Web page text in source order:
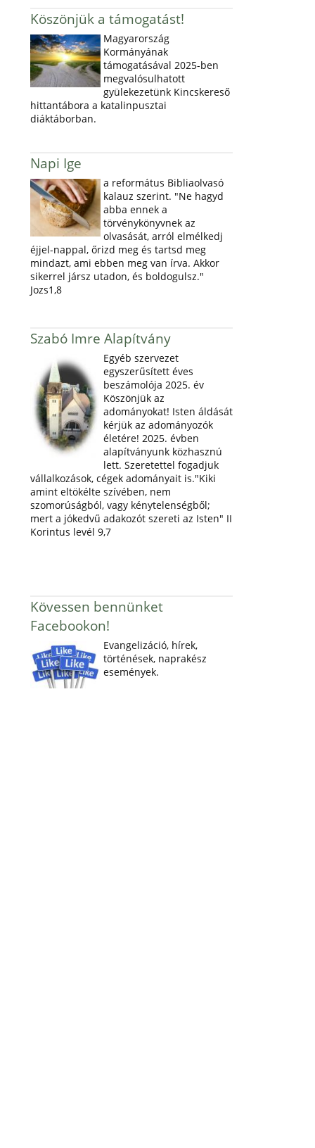
Köszönjük a támogatást!
Magyarország
Kormányának
támogatásával 2025-ben
megvalósulhatott
gyülekezetünk Kincskereső
hittantábora a katalinpusztai
diáktáborban.
Napi Ige
a református Bibliaolvasó
kalauz szerint. "Ne hagyd
abba ennek a
törvénykönyvnek az
olvasását, arról elmélkedj
éjjel-nappal, őrizd meg és tartsd meg
mindazt, ami ebben meg van írva. Akkor
sikerrel jársz utadon, és boldogulsz."
Jozs1,8
Szabó Imre Alapítvány
Egyéb szervezet
egyszerűsített éves
beszámolója 2025. év
Köszönjük az
adományokat! Isten áldását
kérjük az adományozók
életére! 2025. évben
alapítványunk közhasznú
lett. Szeretettel fogadjuk
vállalkozások, cégek adományait is."Kiki
amint eltökélte szívében, nem
szomorúságból, vagy kénytelenségből;
mert a jókedvű adakozót szereti az Isten" II
Korintus levél 9,7
Kövessen bennünket
Facebookon!
Evangelizáció, hírek,
történések, naprakész
események.